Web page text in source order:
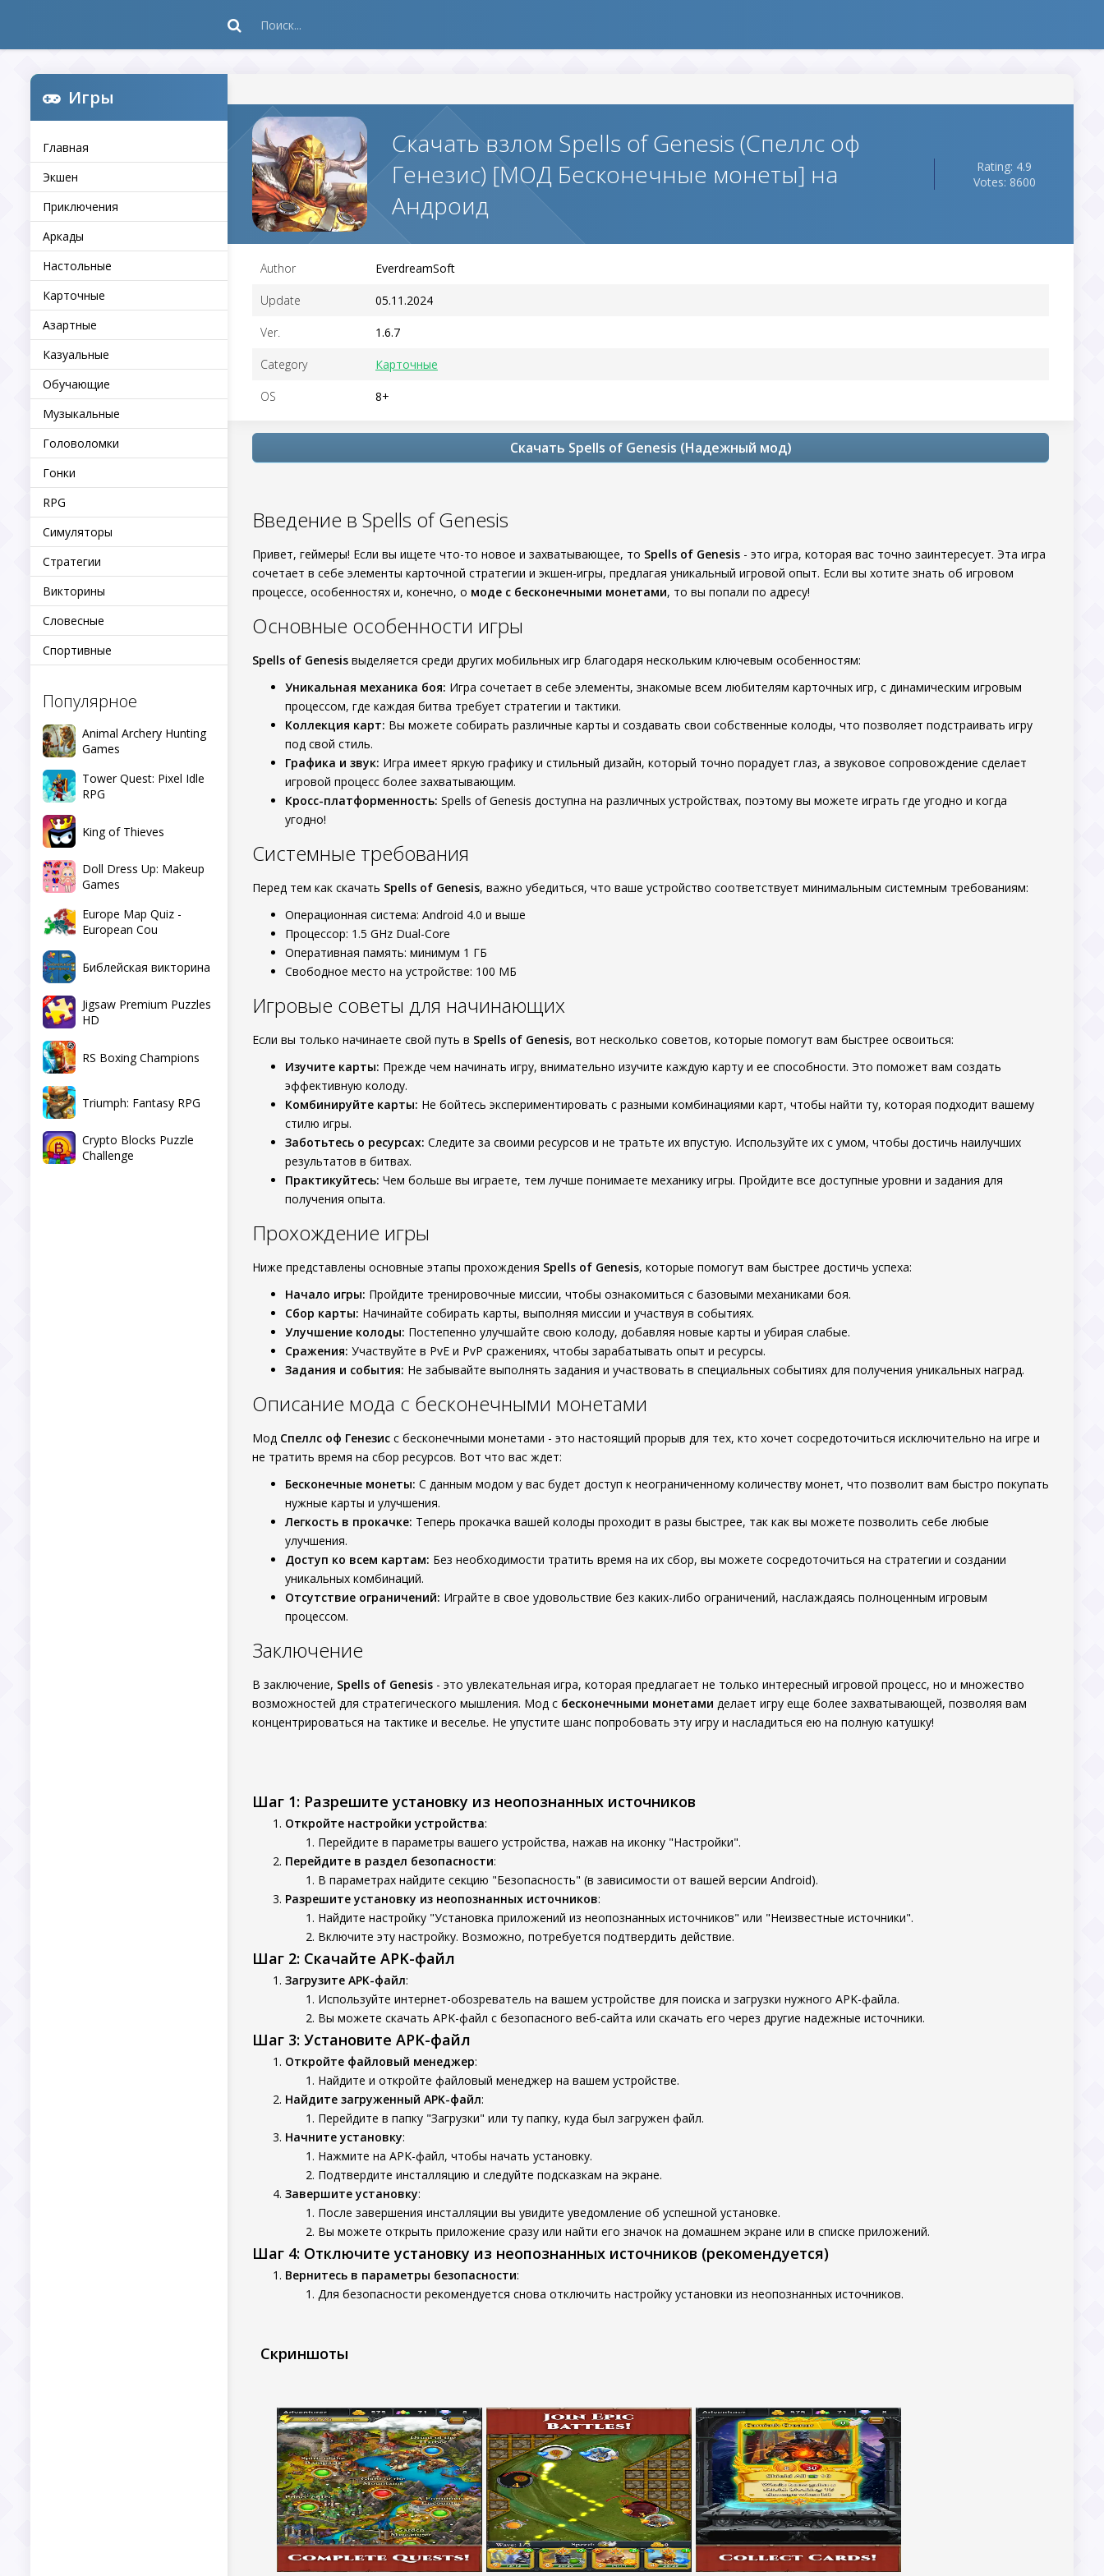
Игры
Главная
Экшен
Приключения
Аркады
Настольные
Карточные
Азартные
Казуальные
Обучающие
Музыкальные
Головоломки
Гонки
RPG
Симуляторы
Стратегии
Викторины
Словесные
Спортивные
Популярное
Animal Archery Hunting
Games
Tower Quest: Pixel Idle
RPG
King of Thieves
Doll Dress Up: Makeup
Games
Europe Map Quiz -
European Cou
Библейская викторина
Jigsaw Premium Puzzles
HD
RS Boxing Champions
Triumph: Fantasy RPG
Crypto Blocks Puzzle
Challenge
Скачать взлом Spells of Genesis (Спеллс оф
Генезис) [МОД Бесконечные монеты] на
Андроид
Rating: 4.9
Votes: 8600
Author EverdreamSoft
Update 05.11.2024
Ver. 1.6.7
Category Карточные
OS 8+
Скачать Spells of Genesis (Надежный мод)
Введение в Spells of Genesis
Привет, геймеры! Если вы ищете что-то новое и захватывающее, то Spells of Genesis - это игра, которая вас точно заинтересует. Эта игра
сочетает в себе элементы карточной стратегии и экшен-игры, предлагая уникальный игровой опыт. Если вы хотите знать об игровом
процессе, особенностях и, конечно, о моде с бесконечными монетами, то вы попали по адресу!
Основные особенности игры
Spells of Genesis выделяется среди других мобильных игр благодаря нескольким ключевым особенностям:
Уникальная механика боя: Игра сочетает в себе элементы, знакомые всем любителям карточных игр, с динамическим игровым
процессом, где каждая битва требует стратегии и тактики.
Коллекция карт: Вы можете собирать различные карты и создавать свои собственные колоды, что позволяет подстраивать игру
под свой стиль.
Графика и звук: Игра имеет яркую графику и стильный дизайн, который точно порадует глаз, а звуковое сопровождение сделает
игровой процесс более захватывающим.
Кросс-платформенность: Spells of Genesis доступна на различных устройствах, поэтому вы можете играть где угодно и когда
угодно!
Системные требования
Перед тем как скачать Spells of Genesis, важно убедиться, что ваше устройство соответствует минимальным системным требованиям:
Операционная система: Android 4.0 и выше
Процессор: 1.5 GHz Dual-Core
Оперативная память: минимум 1 ГБ
Свободное место на устройстве: 100 МБ
Игровые советы для начинающих
Если вы только начинаете свой путь в Spells of Genesis, вот несколько советов, которые помогут вам быстрее освоиться:
Изучите карты: Прежде чем начинать игру, внимательно изучите каждую карту и ее способности. Это поможет вам создать
эффективную колоду.
Комбинируйте карты: Не бойтесь экспериментировать с разными комбинациями карт, чтобы найти ту, которая подходит вашему
стилю игры.
Заботьтесь о ресурсах: Следите за своими ресурсов и не тратьте их впустую. Используйте их с умом, чтобы достичь наилучших
результатов в битвах.
Практикуйтесь: Чем больше вы играете, тем лучше понимаете механику игры. Пройдите все доступные уровни и задания для
получения опыта.
Прохождение игры
Ниже представлены основные этапы прохождения Spells of Genesis, которые помогут вам быстрее достичь успеха:
Начало игры: Пройдите тренировочные миссии, чтобы ознакомиться с базовыми механиками боя.
Сбор карты: Начинайте собирать карты, выполняя миссии и участвуя в событиях.
Улучшение колоды: Постепенно улучшайте свою колоду, добавляя новые карты и убирая слабые.
Сражения: Участвуйте в PvE и PvP сражениях, чтобы зарабатывать опыт и ресурсы.
Задания и события: Не забывайте выполнять задания и участвовать в специальных событиях для получения уникальных наград.
Описание мода с бесконечными монетами
Мод Спеллс оф Генезис с бесконечными монетами - это настоящий прорыв для тех, кто хочет сосредоточиться исключительно на игре и
не тратить время на сбор ресурсов. Вот что вас ждет:
Бесконечные монеты: С данным модом у вас будет доступ к неограниченному количеству монет, что позволит вам быстро покупать
нужные карты и улучшения.
Легкость в прокачке: Теперь прокачка вашей колоды проходит в разы быстрее, так как вы можете позволить себе любые
улучшения.
Доступ ко всем картам: Без необходимости тратить время на их сбор, вы можете сосредоточиться на стратегии и создании
уникальных комбинаций.
Отсутствие ограничений: Играйте в свое удовольствие без каких-либо ограничений, наслаждаясь полноценным игровым
процессом.
Заключение
В заключение, Spells of Genesis - это увлекательная игра, которая предлагает не только интересный игровой процесс, но и множество
возможностей для стратегического мышления. Мод с бесконечными монетами делает игру еще более захватывающей, позволяя вам
концентрироваться на тактике и веселье. Не упустите шанс попробовать эту игру и насладиться ею на полную катушку!
Шаг 1: Разрешите установку из неопознанных источников
Откройте настройки устройства:
Перейдите в параметры вашего устройства, нажав на иконку "Настройки".
Перейдите в раздел безопасности:
В параметрах найдите секцию "Безопасность" (в зависимости от вашей версии Android).
Разрешите установку из неопознанных источников:
Найдите настройку "Установка приложений из неопознанных источников" или "Неизвестные источники".
Включите эту настройку. Возможно, потребуется подтвердить действие.
Шаг 2: Скачайте APK-файл
Загрузите APK-файл:
Используйте интернет-обозреватель на вашем устройстве для поиска и загрузки нужного APK-файла.
Вы можете скачать APK-файл с безопасного веб-сайта или скачать его через другие надежные источники.
Шаг 3: Установите APK-файл
Откройте файловый менеджер:
Найдите и откройте файловый менеджер на вашем устройстве.
Найдите загруженный APK-файл:
Перейдите в папку "Загрузки" или ту папку, куда был загружен файл.
Начните установку:
Нажмите на APK-файл, чтобы начать установку.
Подтвердите инсталляцию и следуйте подсказкам на экране.
Завершите установку:
После завершения инсталляции вы увидите уведомление об успешной установке.
Вы можете открыть приложение сразу или найти его значок на домашнем экране или в списке приложений.
Шаг 4: Отключите установку из неопознанных источников (рекомендуется)
Вернитесь в параметры безопасности:
Для безопасности рекомендуется снова отключить настройку установки из неопознанных источников.
Скриншоты